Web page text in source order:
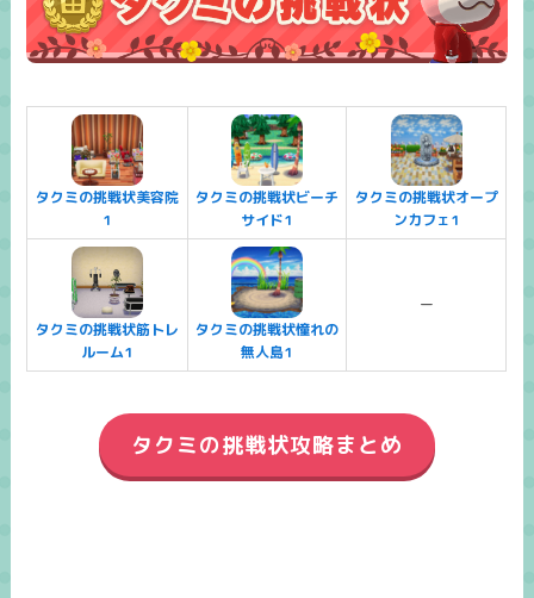
タクミの挑戦状美容院
1
タクミの挑戦状ビーチ
サイド1
タクミの挑戦状オープ
ンカフェ1
タクミの挑戦状筋トレ
ルーム1
タクミの挑戦状憧れの
無人島1
ー
タクミの挑戦状攻略まとめ